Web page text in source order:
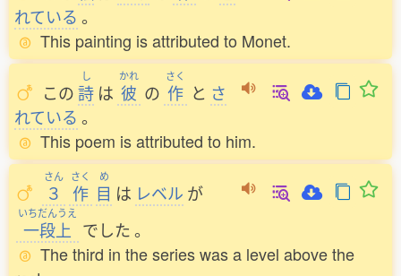
れている 。
This painting is attributed to Monet.
この
し
詩 は
かれ
彼 の
さく
作 と さ
れている 。
This poem is attributed to him.
さん
３
さく
作
め
目 は レベル が
いちだんうえ
一段上 でした。
The third in the series was a level above the